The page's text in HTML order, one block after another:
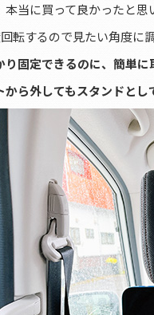
本当に買って良かったと思
転するので見たい角度に
り固定できるのに、簡単
から外してもスタンドとし